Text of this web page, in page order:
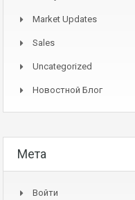
Market Updates
Sales
Uncategorized
Новостной Блог
Мета
Войти